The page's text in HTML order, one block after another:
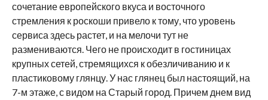
сочетание европейского вкуса и восточного
стремления к роскоши привело к тому, что уровень
сервиса здесь растет, и на мелочи тут не
размениваются. Чего не происходит в гостиницах
крупных сетей, стремящихся к обезличиванию и к
пластиковому глянцу. У нас глянец был настоящий, на
7-м этаже, с видом на Старый город. Причем днем вид